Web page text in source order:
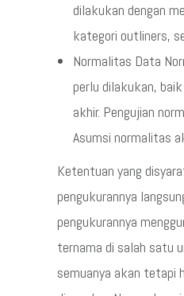
dilakukan dengan
kategori outliners,
Normalitas Data
perlu dilakukan,
akhir. Pengujian
Asumsi normalitas
Ketentuan yang
pengukurannya
pengukurannya
ternama di salah satu
semuanya akan tetapi